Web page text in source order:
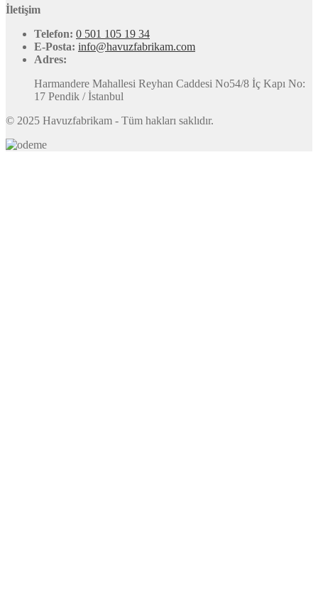
İletişim
Telefon: 0 501 105 19 34
E-Posta: info@havuzfabrikam.com
Adres:
Harmandere Mahallesi Reyhan Caddesi No54/8 İç Kapı No:
17 Pendik / İstanbul
© 2025 Havuzfabrikam - Tüm hakları saklıdır.